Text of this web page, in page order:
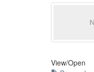
View/Open